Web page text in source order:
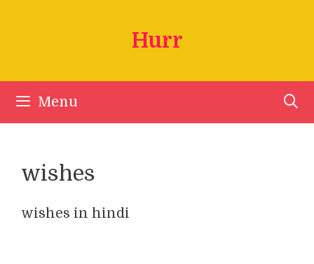
Hurr
Menu
wishes
wishes in hindi